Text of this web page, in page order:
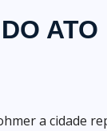
ATO
a cidade